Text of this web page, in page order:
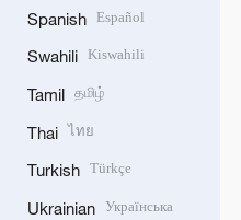
Spanish Español
Swahili Kiswahili
Tamil தமிழ்
Thai ไทย
Turkish Türkçe
Ukrainian Українська